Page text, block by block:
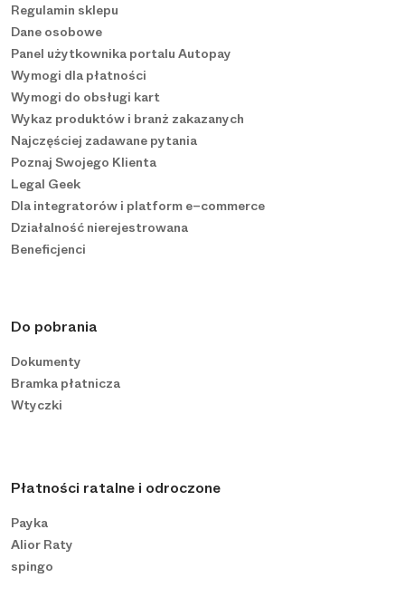
Regulamin sklepu
Dane osobowe
Panel użytkownika portalu Autopay
Wymogi dla płatności
Wymogi do obsługi kart
Wykaz produktów i branż zakazanych
Najczęściej zadawane pytania
Poznaj Swojego Klienta
Legal Geek
Dla integratorów i platform e−commerce
Działalność nierejestrowana
Beneficjenci
Do pobrania
Dokumenty
Bramka płatnicza
Wtyczki
Płatności ratalne i odroczone
Payka
Alior Raty
spingo